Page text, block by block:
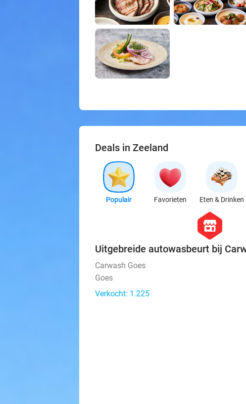
Deals in Zeeland
Populair Favorieten Eten & Drinken
hexagon
store
Uitgebreide autowasbeurt bij
Carwash Goes
Goes
Verkocht: 1.225